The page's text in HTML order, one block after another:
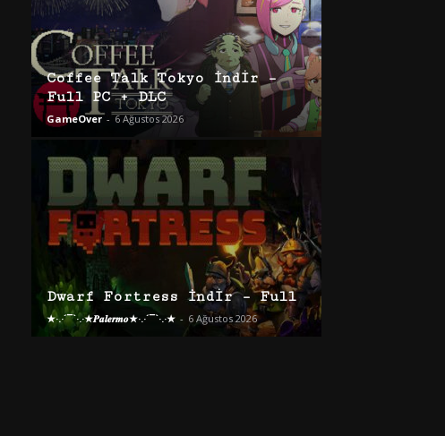
Coffee Talk Tokyo İndir –
Full PC + DLC
GameOver - 6 Ağustos 2026
Dwarf Fortress İndir – Full
★·.·´¯`·.·★𝑷𝒂𝒍𝒆𝒓𝒎𝒐★·.·´¯`·.·★ - 6 Ağustos 2026